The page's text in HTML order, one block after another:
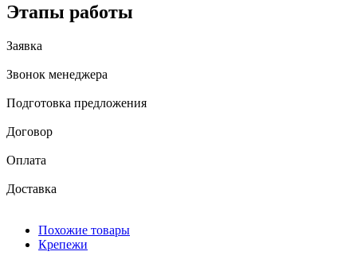
Этапы работы
Заявка
Звонок менеджера
Подготовка предложения
Договор
Оплата
Доставка
Похожие товары
Крепежи